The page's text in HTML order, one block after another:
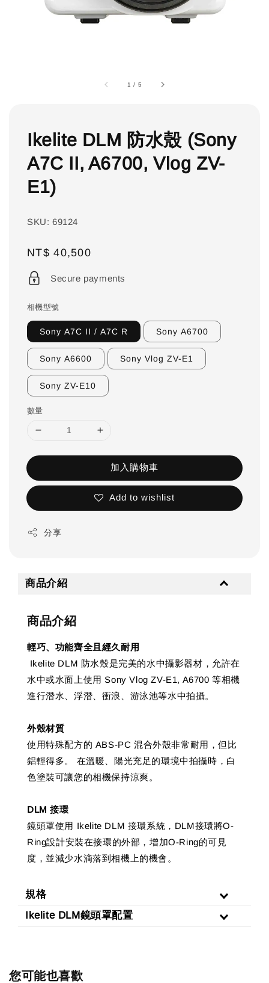
1 / 5
Ikelite DLM 防水殼 (Sony
A7C II, A6700, Vlog ZV-
E1)
SKU: 69124
Regular
price
NT$ 40,500
Secure payments
相機型號
Sony A7C II / A7C R Sony A6700
Sony A6600 Sony Vlog ZV-E1
Sony ZV-E10
數量
加入購物車
Add to wishlist
分享
商品介紹
商品介紹
輕巧、功能齊全且經久耐用
Ikelite DLM 防水殼是完美的水中攝影器材，允許在
水中或水面上使用 Sony Vlog ZV-E1, A6700 等相機
進行潛水、浮潛、衝浪、游泳池等水中拍攝。
外殼材質
使用特殊配方的 ABS-PC 混合外殼非常耐用，但比
鋁輕得多。 在溫暖、陽光充足的環境中拍攝時，白
色塗裝可讓您的相機保持涼爽。
DLM 接環
鏡頭罩使用 Ikelite DLM 接環系統，DLM接環將O-
Ring設計安裝在接環的外部，增加O-Ring的可見
度，並減少水滴落到相機上的機會。
規格
Ikelite DLM鏡頭罩配置
您可能也喜歡